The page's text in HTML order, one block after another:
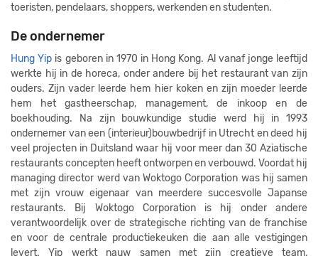
toeristen, pendelaars, shoppers, werkenden en studenten.
De ondernemer
Hung Yip is geboren in 1970 in Hong Kong. Al vanaf jonge leeftijd
werkte hij in de horeca, onder andere bij het restaurant van zijn
ouders. Zijn vader leerde hem hier koken en zijn moeder leerde
hem het gastheerschap, management, de inkoop en de
boekhouding. Na zijn bouwkundige studie werd hij in 1993
ondernemer van een (interieur)bouwbedrijf in Utrecht en deed hij
veel projecten in Duitsland waar hij voor meer dan 30 Aziatische
restaurants concepten heeft ontworpen en verbouwd. Voordat hij
managing director werd van Woktogo Corporation was hij samen
met zijn vrouw eigenaar van meerdere succesvolle Japanse
restaurants. Bij Woktogo Corporation is hij onder andere
verantwoordelijk over de strategische richting van de franchise
en voor de centrale productiekeuken die aan alle vestigingen
levert. Yip werkt nauw samen met zijn creatieve team,